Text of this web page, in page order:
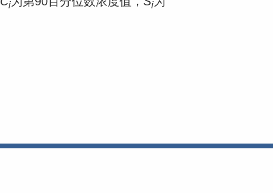
i i